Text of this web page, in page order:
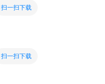
扫一扫下载
扫一扫下载